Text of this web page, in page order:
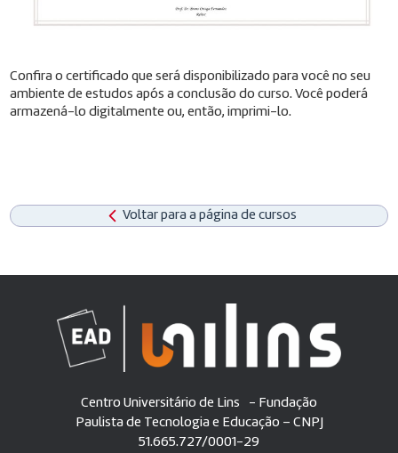
Confira o certificado que será disponibilizado para você no seu
ambiente de estudos após a conclusão do curso. Você poderá
armazená-lo digitalmente ou, então, imprimi-lo.
Voltar para a página de cursos
Centro Universitário de Lins - Fundação
Paulista de Tecnologia e Educação – CNPJ
51.665.727/0001-29